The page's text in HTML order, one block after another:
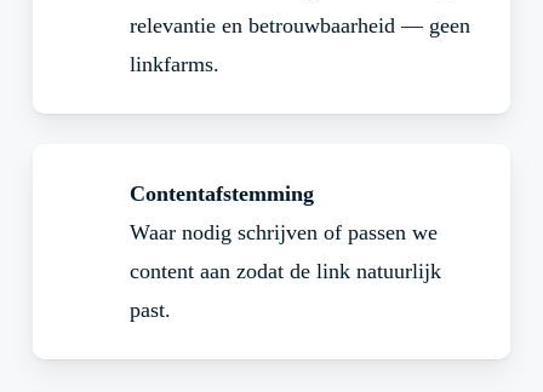
relevantie en betrouwbaarheid — geen
linkfarms.
Contentafstemming
Waar nodig schrijven of passen we
content aan zodat de link natuurlijk
past.